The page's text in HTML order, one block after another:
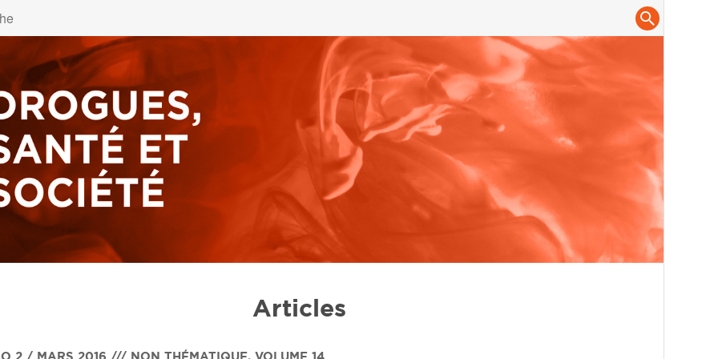
Articles
2 / MARS 2016 /// NON THÉMATIQUE, VOLUME 14